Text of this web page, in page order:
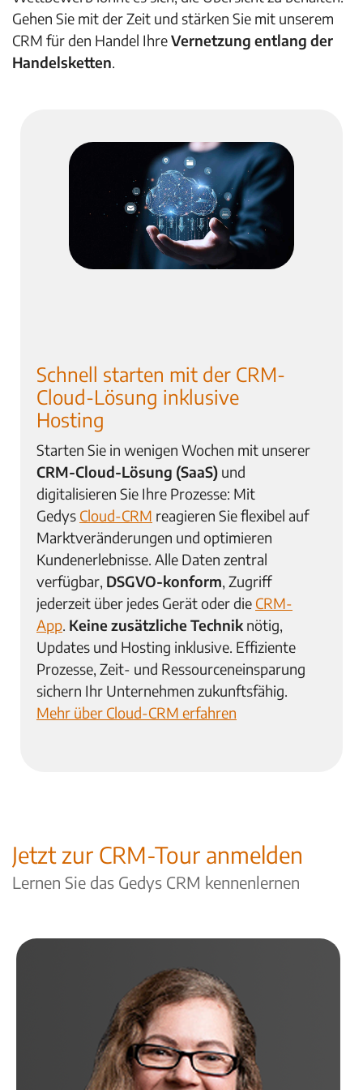
Gehen Sie mit der Zeit und stärken Sie mit unserem
CRM für den Handel IhreVernetzung entlang der
Handelsketten.
Schnell starten mit der CRM-
Cloud-Lösung inklusive
Hosting
Starten Sie in wenigen Wochen mit unserer
CRM-Cloud-Lösung (SaaS) und
digitalisieren Sie Ihre Prozesse: Mit
Gedys Cloud-CRM reagieren Sie flexibel auf
Marktveränderungen und optimieren
Kundenerlebnisse. Alle Daten zentral
verfügbar, DSGVO-konform , Zugriff
jederzeit über jedes Gerät oder die CRM-
App Keine zusätzliche Technik nötig,
Updates und Hosting inklusive. Effiziente
Prozesse, Zeit- und Ressourceneinsparung
sichern Ihr Unternehmen zukunftsfähig.
Mehr über Cloud-CRM erfahren
Jetzt zur CRM-Tour anmelden
Lernen Sie das Gedys CRM kennenlernen